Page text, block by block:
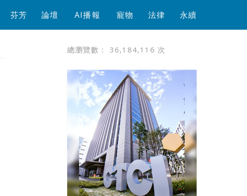
芬芳 論壇 AI播報 寵物 法律 永續
總瀏覽數： 36,184,116 次